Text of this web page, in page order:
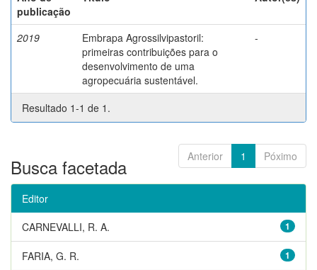
publicação
2019
Embrapa Agrossilvipastoril:
primeiras contribuições para o
desenvolvimento de uma
agropecuária sustentável.
-
Resultado 1-1 de 1.
Anterior 1 Póximo
Busca facetada
Editor
1
CARNEVALLI, R. A.
1
FARIA, G. R.